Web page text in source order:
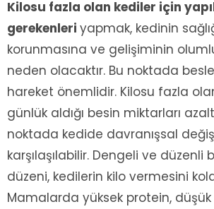
Kilosu fazla olan kediler için
gerekenleri yapmak, kedinin
korunmasına ve gelişiminin
neden olacaktır. Bu noktada
hareket önemlidir. Kilosu fazla
günlük aldığı besin miktarları
noktada kedide davranışsal
karşılaşılabilir. Dengeli ve düzenli
düzeni, kedilerin kilo vermesini
Mamalarda yüksek protein,